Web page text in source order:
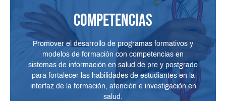
Competencias
Promover el desarrollo de programas formativos y
modelos de formación con competencias en
sistemas de información en salud de pre y postgrado
para fortalecer las habilidades de estudiantes en la
interfaz de la formación, atención e investigación en
salud.